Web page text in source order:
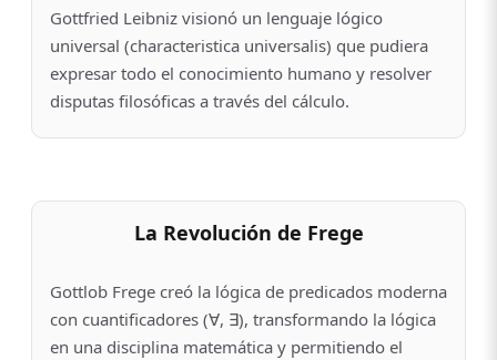
Gottfried Leibniz visionó un lenguaje lógico
universal (characteristica universalis) que pudiera
expresar todo el conocimiento humano y resolver
disputas filosóficas a través del cálculo.
La Revolución de Frege
Gottlob Frege creó la lógica de predicados moderna
con cuantificadores (∀, ∃), transformando la lógica
en una disciplina matemática y permitiendo el